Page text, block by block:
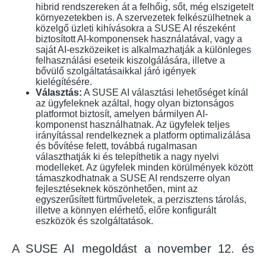
hibrid rendszereken át a felhőig, sőt, még elszigetelt
környezetekben is. A szervezetek felkészülhetnek a
közelgő üzleti kihívásokra a SUSE AI részeként
biztosított AI-komponensek használatával, vagy a
saját AI-eszközeiket is alkalmazhatják a különleges
felhasználási eseteik kiszolgálására, illetve a
bővülő szolgáltatásaikkal járó igények
kielégítésére.
Választás: A SUSE AI választási lehetőséget kínál
az ügyfeleknek azáltal, hogy olyan biztonságos
platformot biztosít, amelyen bármilyen AI-
komponenst használhatnak. Az ügyfelek teljes
irányítással rendelkeznek a platform optimalizálása
és bővítése felett, továbbá rugalmasan
választhatják ki és telepíthetik a nagy nyelvi
modelleket. Az ügyfelek minden körülmények között
támaszkodhatnak a SUSE AI rendszerre olyan
fejlesztéseknek köszönhetően, mint az
egyszerűsített fürtműveletek, a perzisztens tárolás,
illetve a könnyen elérhető, előre konfigurált
eszközök és szolgáltatások.
A SUSE AI megoldást a november 12. és